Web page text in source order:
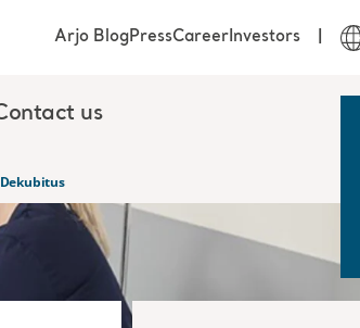
us
Arjo BlogPressCareerInvestors